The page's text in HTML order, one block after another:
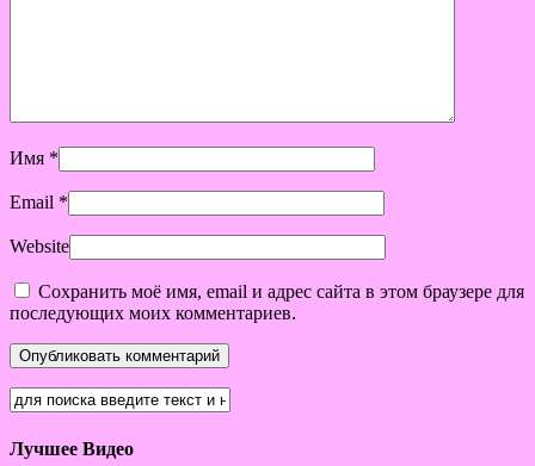
Имя *
Email *
Website
Сохранить моё имя, email и адрес сайта в этом браузере для
последующих моих комментариев.
Лучшее Видео